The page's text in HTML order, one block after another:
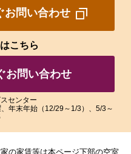
い
だ
お問い合わせ
こちら
お問い合わせ
センター
年末年始（12/29～1/3）、5/3～
の家賃等は本ページ下部の空室